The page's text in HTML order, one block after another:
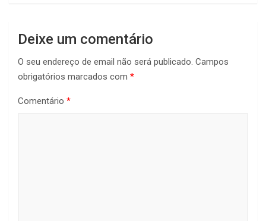
Deixe um comentário
O seu endereço de email não será publicado. Campos
obrigatórios marcados com *
Comentário *